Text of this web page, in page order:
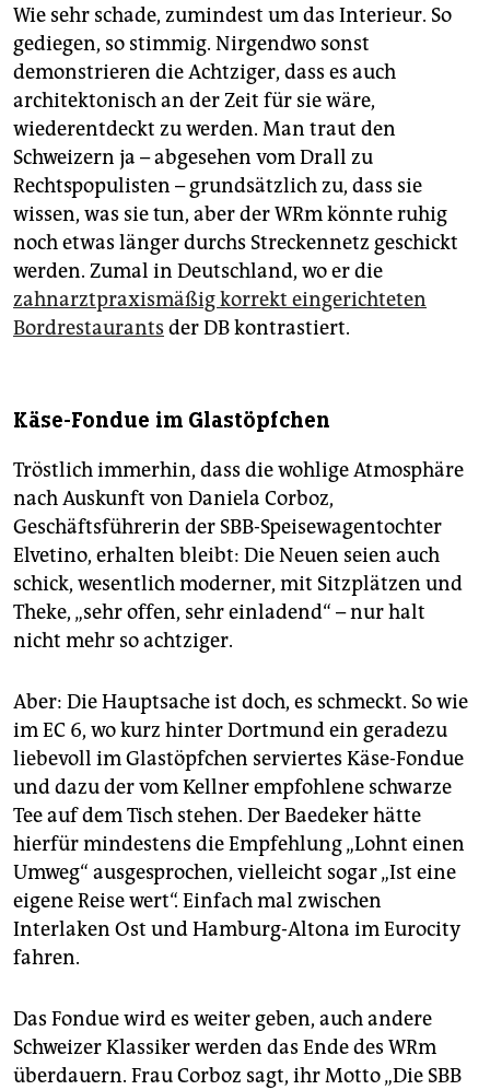
Wie sehr schade, zumindest um das Interieur. So
gediegen, so stimmig. Nirgendwo sonst
demonstrieren die Achtziger, dass es auch
architektonisch an der Zeit für sie wäre,
wiederentdeckt zu werden. Man traut den
Schweizern ja – abgesehen vom Drall zu
Rechtspopulisten – grundsätzlich zu, dass sie
wissen, was sie tun, aber der WRm könnte ruhig
noch etwas länger durchs Streckennetz geschickt
werden. Zumal in Deutschland, wo er die
zahnarztpraxismäßig korrekt eingerichteten
Bordrestaurants der DB kontrastiert.
Käse-Fondue im Glastöpfchen
Tröstlich immerhin, dass die wohlige Atmosphäre
nach Auskunft von Danie­la Corboz,
Geschäftsführerin der SBB-Speisewagentochter
Elvetino, erhalten bleibt: Die Neuen seien auch
schick, wesentlich moderner, mit Sitzplätzen und
Theke, „sehr offen, sehr einladend“ – nur halt
nicht mehr so achtziger.
Aber: Die Hauptsache ist doch, es schmeckt. So wie
im EC 6, wo kurz hinter Dortmund ein geradezu
liebevoll im Glastöpfchen serviertes Käse-Fondue
und dazu der vom Kellner empfohlene schwarze
Tee auf dem Tisch stehen. Der Baedeker hätte
hierfür mindestens die Empfehlung „Lohnt einen
Umweg“ ausgesprochen, vielleicht sogar „Ist eine
eigene Reise wert“. Einfach mal zwischen
Interlaken Ost und Hamburg-Altona im Eurocity
fahren.
Das Fondue wird es weiter geben, auch andere
Schweizer Klassiker werden das Ende des WRm
überdauern. Frau Corboz sagt, ihr Motto „Die SBB